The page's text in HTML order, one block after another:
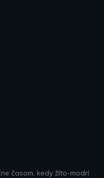
časom, kedy žlto-modrí